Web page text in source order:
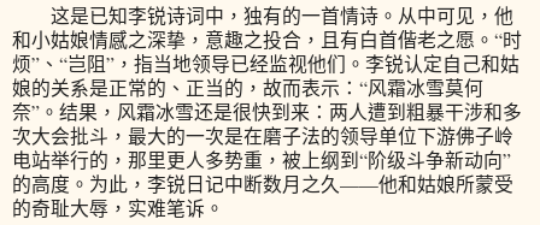
这是已知李锐诗词中，独有的一首情诗。从中可见，他
和小姑娘情感之深挚，意趣之投合，且有白首偕老之愿。“时
烦”、“岂阻”，指当地领导已经监视他们。李锐认定自己和姑
娘的关系是正常的、正当的，故而表示：“风霜冰雪莫何
奈”。结果，风霜冰雪还是很快到来：两人遭到粗暴干涉和多
次大会批斗，最大的一次是在磨子法的领导单位下游佛子岭
电站举行的，那里更人多势重，被上纲到“阶级斗争新动向”
的高度。为此，李锐日记中断数月之久——他和姑娘所蒙受
的奇耻大辱，实难笔诉。